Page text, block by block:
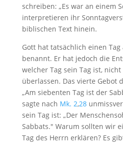
schreiben: „Es war an einem
interpretieren ihr
biblischen Text hinein.
Gott hat tatsächlich einen Tag
benannt. Er hat jedoch die
welcher Tag sein Tag ist,
überlassen. Das vierte Gebot
„Am siebenten Tag ist der
sagte nach Mk. 2,28
sein Tag ist: „Der
Sabbats." Warum sollten wir
Tag des Herrn erklären? Es